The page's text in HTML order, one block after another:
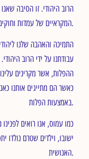
הרוב היהודי. זו הסיבה
המקראיים של עמדות וחוקים נגד הפלות.
התמיכה והאהבה שלנו
עבודתנו על ידי הרוב
ההפלות, אשר מקרינים
כאשר הם מתייגים אותנו
באמצעות הפלות.
כמו עמוס, אנו רואים
ישובו, וילדים שטרם
האנושית.